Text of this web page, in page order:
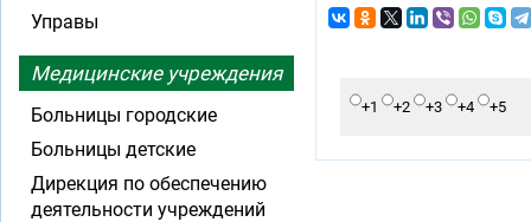
+1 +2 +3 +4 +5
Управы
Медицинские учреждения
Больницы городские
Больницы детские
Дирекция по обеспечению
деятельности учреждений